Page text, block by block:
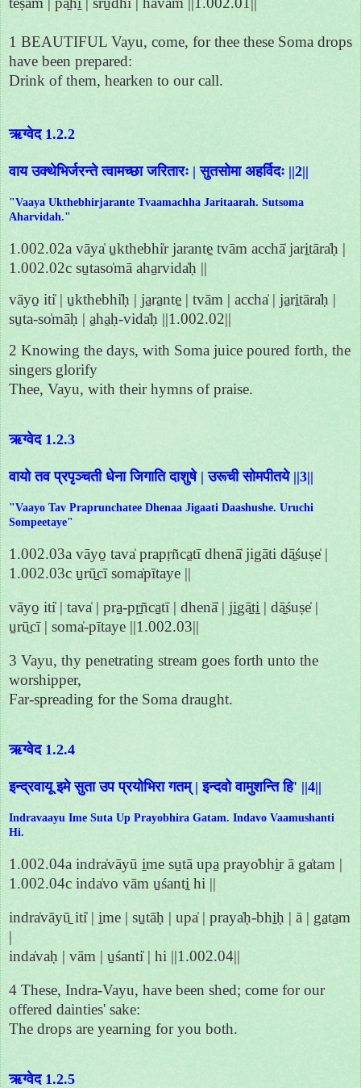
1 BEAUTIFUL Vayu, come, for thee these Soma drops
have been prepared:
Drink of them, hearken to our call.
ऋग्वेद 1.2.2
वाय उक्थेभिर्जरन्ते त्वामच्छा जरितारः | सुतसोमा अहर्विदः ||2||
"Vaaya Ukthebhirjarante Tvaamachha Jaritaarah. Sutsoma
Aharvidah."
1.002.02a vāya̍ u̱kthebhi̍r jarante̱ tvām acchā̍ jari̱tāra̍ḥ |
1.002.02c su̱taso̍mā aha̱rvida̍ḥ ||
vāyo̱ iti̍ | u̱kthebhi̍ḥ | ja̱ra̱nte̱ | tvām | accha̍ | ja̱ri̱tāra̍ḥ |
su̱ta-so̍māḥ | a̱ha̱ḥ-vida̍ḥ ||1.002.02||
2 Knowing the days, with Soma juice poured forth, the
singers glorify
Thee, Vayu, with their hymns of praise.
ऋग्वेद 1.2.3
वायो तव प्रपृञ्चती धेना जिगाति दाशुषे | उरूची सोमपीतये ||3||
"Vaayo Tav Praprunchatee Dhenaa Jigaati Daashushe. Uruchi
Sompeetaye"
1.002.03a vāyo̱ tava̍ prapṛñca̱tī dhenā̍ jigāti dā̱śuṣe̍ |
1.002.03c u̱rū̱cī soma̍pītaye ||
vāyo̱ iti̍ | tava̍ | pra̱-pṛ̱ñca̱tī | dhenā̍ | ji̱gā̱ti̱ | dā̱śuṣe̍ |
u̱rū̱cī | soma̍-pītaye ||1.002.03||
3 Vayu, thy penetrating stream goes forth unto the
worshipper,
Far-spreading for the Soma draught.
ऋग्वेद 1.2.4
इन्द्रवायू इमे सुता उप प्रयोभिरा गतम् | इन्दवो वामुशन्ति हि' ||4||
Indravaayu Ime Suta Up Prayobhira Gatam. Indavo Vaamushanti
Hi.
1.002.04a indra̍vāyū i̱me su̱tā upa̱ prayo̍bhi̱r ā ga̍tam |
1.002.04c inda̍vo vām u̱śanti̱ hi ||
indra̍vāyū̱ iti̍ | i̱me | su̱tāḥ | upa̍ | praya̍ḥ-bhi̱ḥ | ā | ga̱ta̱m
|
inda̍vaḥ | vām | u̱śanti̍ | hi ||1.002.04||
4 These, Indra-Vayu, have been shed; come for our
offered dainties' sake:
The drops are yearning for you both.
ऋग्वेद 1.2.5